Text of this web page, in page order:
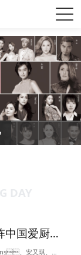
9大明星助阵中国爱厨日各会场，现场究竟发生了什么？